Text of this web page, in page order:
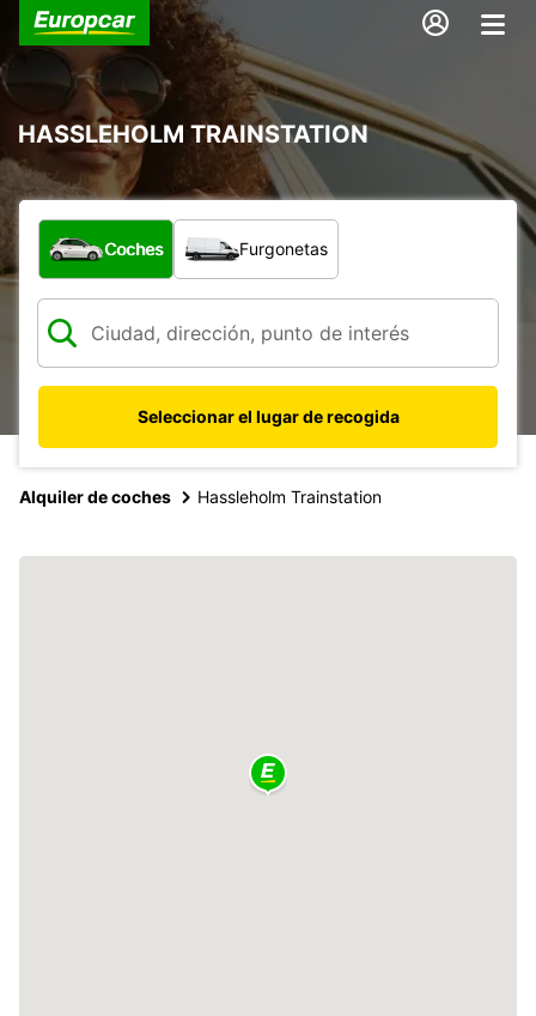
HASSLEHOLM TRAINSTATION
¿Qué tipo de vehículo?
Coches Furgonetas
Seleccionar el lugar de recogida
Alquiler de coches Hassleholm Trainstation